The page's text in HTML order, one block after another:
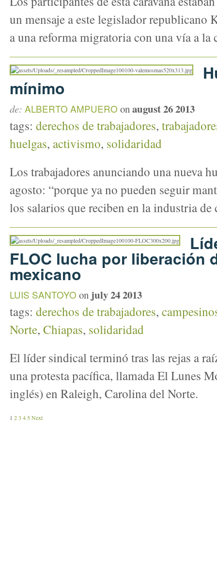
un mensaje a este legislador republicano
a una reforma migratoria con una vía a la
mínimo
de: ALBERTO AMPUERO on august 26 2013
tags: derechos de trabajadores,
huelgas, activismo, solidaridad
Los trabajadores anunciando una nueva
agosto: “porque ya no pueden seguir
los salarios que reciben en la industria de
FLOC lucha por liberación
mexicano
LUIS SANTOYO on july 24 2013
tags: derechos de trabajadores,
Norte, Chiapas, solidaridad
El líder sindical terminó tras las rejas a
una protesta pacífica, llamada El Lunes
inglés) en Raleigh, Carolina del Norte.
1 23 4 5Next